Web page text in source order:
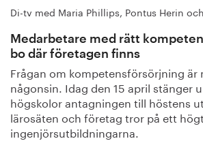
Di-tv med Maria Phillips, Pontus Herin
Medarbetare med rätt
bo där företagen finns
Frågan om kompetensförsörjning är
någonsin. Idag den 15 april stänger
högskolor antagningen till höstens
lärosäten och företag tror på ett
ingenjörsutbildningarna.